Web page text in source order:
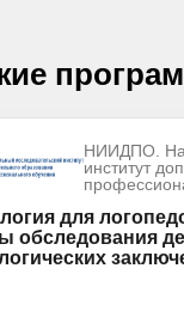
НИИДПО.
институт
для
обследования